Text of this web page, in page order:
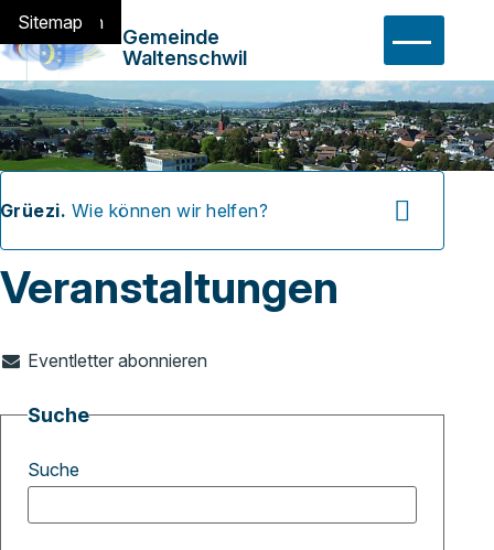
Navigieren in
Schnellnavigation
Home
Navigation
Inhalt
Suche
Sitemap
Gemeinde
Waltenschwil
Suchbegriff
Grüezi. Wie können wir helfen?
Veranstaltungen
Eventletter abonnieren
Suche
Suche